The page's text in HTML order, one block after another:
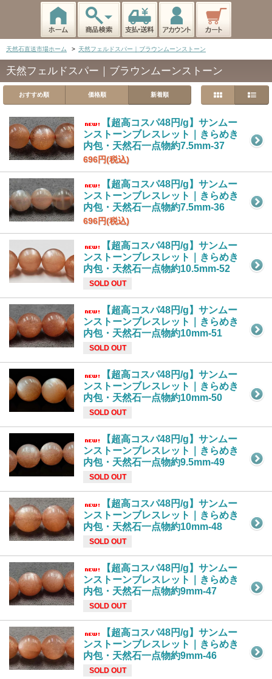
天然石直送市場ホーム > 天然フェルドスパー｜ブラウンムーンストーン
天然フェルドスパー｜ブラウンムーンストーン
おすすめ順 価格順 新着順
【超高コスパ48円/g】サンムー
ンストーンブレスレット｜きらめき
内包・天然石一点物約7.5mm-37
696円(税込)
【超高コスパ48円/g】サンムー
ンストーンブレスレット｜きらめき
内包・天然石一点物約7.5mm-36
696円(税込)
【超高コスパ48円/g】サンムー
ンストーンブレスレット｜きらめき
内包・天然石一点物約10.5mm-52
SOLD OUT
【超高コスパ48円/g】サンムー
ンストーンブレスレット｜きらめき
内包・天然石一点物約10mm-51
SOLD OUT
【超高コスパ48円/g】サンムー
ンストーンブレスレット｜きらめき
内包・天然石一点物約10mm-50
SOLD OUT
【超高コスパ48円/g】サンムー
ンストーンブレスレット｜きらめき
内包・天然石一点物約9.5mm-49
SOLD OUT
【超高コスパ48円/g】サンムー
ンストーンブレスレット｜きらめき
内包・天然石一点物約10mm-48
SOLD OUT
【超高コスパ48円/g】サンムー
ンストーンブレスレット｜きらめき
内包・天然石一点物約9mm-47
SOLD OUT
【超高コスパ48円/g】サンムー
ンストーンブレスレット｜きらめき
内包・天然石一点物約9mm-46
SOLD OUT